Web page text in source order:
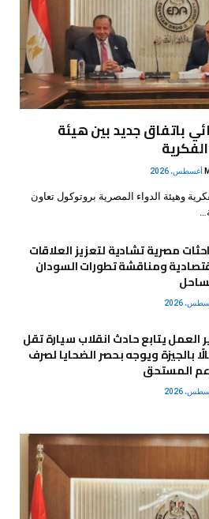
باتفاق جديد بين هيئة
وهيئة الدواء المصرية بروتوكول تعاون
مصرية تشادية لتعزيز العلاقات
ومناقشة تطورات السودان
العمل يتابع حادث انقلاب سيارة تقل
بالجيزة ويوجه بحصر الضحايا لصرف
المستحق